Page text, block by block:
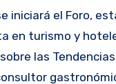
iniciará el Foro,
en turismo y
las